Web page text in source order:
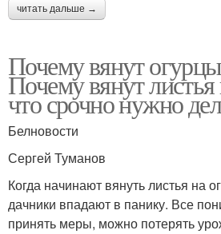
читать дальше →
Почему вянут
Почему вянут
что срочно нужно
Белновости
Сергей Туманов
Когда начинают вянуть листья на
дачники впадают в панику. Все
принять меры, можно потерять